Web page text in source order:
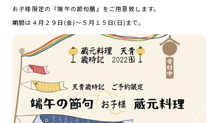
お子様限定の『端午の節句膳』をご用意致します。
期間は４月２９日(金)～５月１５日(日)まで。